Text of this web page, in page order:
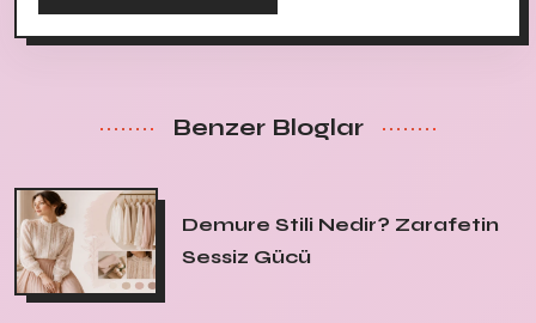
Benzer Bloglar
Demure Stili Nedir? Zarafetin
Sessiz Gücü